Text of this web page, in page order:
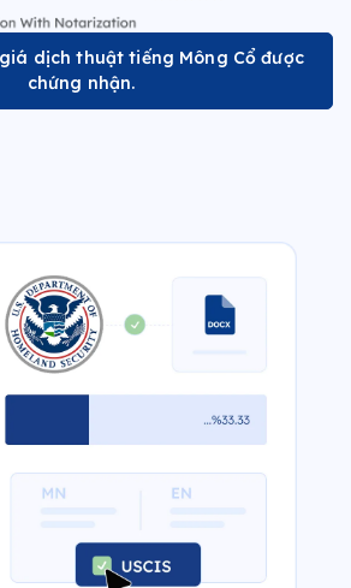
dịch thuật tiếng Mông Cổ được
chứng nhận.